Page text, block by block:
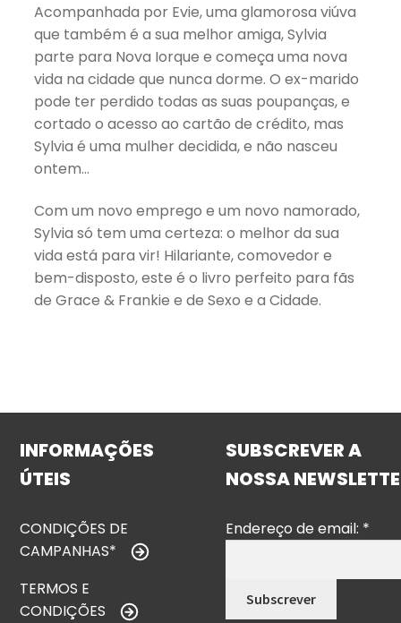
Acompanhada por Evie, uma glamorosa viúva
que também é a sua melhor amiga, Sylvia
parte para Nova Iorque e começa uma nova
vida na cidade que nunca dorme. O ex-marido
pode ter perdido todas as suas poupanças, e
cortado o acesso ao cartão de crédito, mas
Sylvia é uma mulher decidida, e não nasceu
ontem…
Com um novo emprego e um novo namorado,
Sylvia só tem uma certeza: o melhor da sua
vida está para vir! Hilariante, comovedor e
bem-disposto, este é o livro perfeito para fãs
de Grace & Frankie e de Sexo e a Cidade.
INFORMAÇÕES
ÚTEIS
CONDIÇÕES DE
CAMPANHAS*
TERMOS E
CONDIÇÕES
SUBSCREVER A
NOSSA
Endereço de email: *